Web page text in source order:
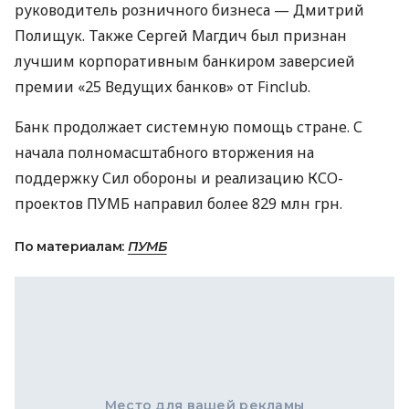
руководитель розничного бизнеса — Дмитрий
Полищук. Также Сергей Магдич был признан
лучшим корпоративным банкиром заверсией
премии «25 Ведущих банков» от Finclub.
Банк продолжает системную помощь стране. С
начала полномасштабного вторжения на
поддержку Сил обороны и реализацию КСО-
проектов ПУМБ направил более 829 млн грн.
По материалам: ПУМБ
Место для вашей рекламы